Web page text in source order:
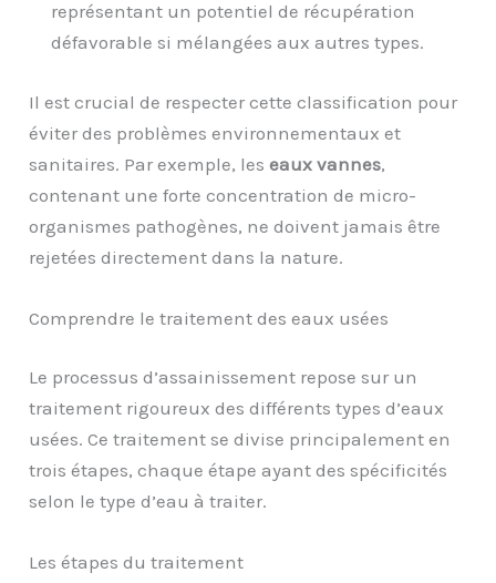
représentant un potentiel de récupération
défavorable si mélangées aux autres types.
Il est crucial de respecter cette classification pour
éviter des problèmes environnementaux et
sanitaires. Par exemple, leseaux vannes,
contenant une forte concentration de micro-
organismes pathogènes, ne doivent jamais être
rejetées directement dans la nature.
Comprendre le traitement des eaux usées
Le processus d’assainissement repose sur un
traitement rigoureux des différents types d’eaux
usées. Ce traitement se divise principalement en
trois étapes, chaque étape ayant des spécificités
selon le type d’eau à traiter.
Les étapes du traitement